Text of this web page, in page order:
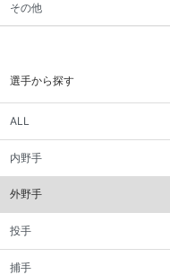
その他
選手から探す
ALL
内野手
外野手
投手
捕手